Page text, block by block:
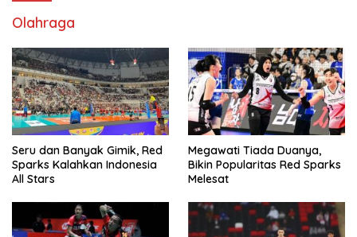
Olahraga
Seru dan Banyak Gimik, Red
Sparks Kalahkan Indonesia
All Stars
Megawati Tiada Duanya,
Bikin Popularitas Red Sparks
Melesat